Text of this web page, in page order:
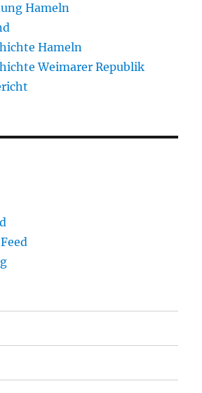
Hameln
Hameln
Weimarer Republik